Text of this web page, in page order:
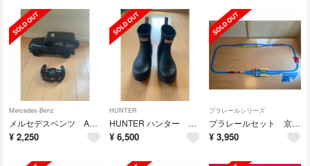
Mercedes-Benz
メルセデスベンツ AMG G63 ラジコン RASTAR マットブラック
¥ 2,250
HUNTER
HUNTER ハンター メンズ オリジナル ショート プレイ ブーツ ブラック
¥ 6,500
プラレールシリーズ
プラレールセット 京急 レッドサンダー まとめ売り
¥ 3,950